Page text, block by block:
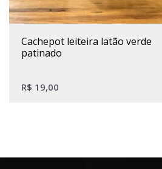
cachepot leiteira latão verde
patinado
R$ 19,00